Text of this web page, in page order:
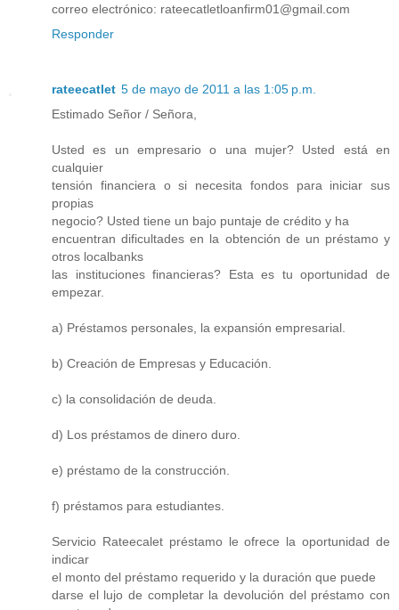
correo electrónico: rateecatletloanfirm01@gmail.com
Responder
rateecatlet 5 de mayo de 2011 a las 1:05 p.m.
Estimado Señor / Señora,
Usted es un empresario o una mujer? Usted está en
cualquier
tensión financiera o si necesita fondos para iniciar sus
propias
negocio? Usted tiene un bajo puntaje de crédito y ha
encuentran dificultades en la obtención de un préstamo y
otros localbanks
las instituciones financieras? Esta es tu oportunidad de
empezar.
a) Préstamos personales, la expansión empresarial.
b) Creación de Empresas y Educación.
c) la consolidación de deuda.
d) Los préstamos de dinero duro.
e) préstamo de la construcción.
f) préstamos para estudiantes.
Servicio Rateecalet préstamo le ofrece la oportunidad de
indicar
el monto del préstamo requerido y la duración que puede
darse el lujo de completar la devolución del préstamo con